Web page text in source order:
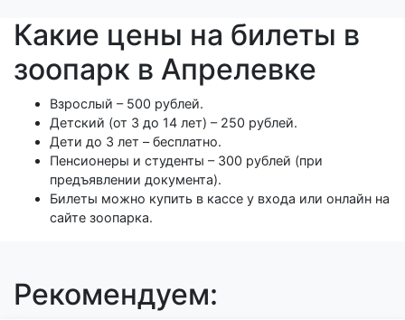
Какие цены на билеты в
зоопарк в Апрелевке
Взрослый – 500 рублей.
Детский (от 3 до 14 лет) – 250 рублей.
Дети до 3 лет – бесплатно.
Пенсионеры и студенты – 300 рублей (при
предъявлении документа).
Билеты можно купить в кассе у входа или онлайн на
сайте зоопарка.
Рекомендуем: